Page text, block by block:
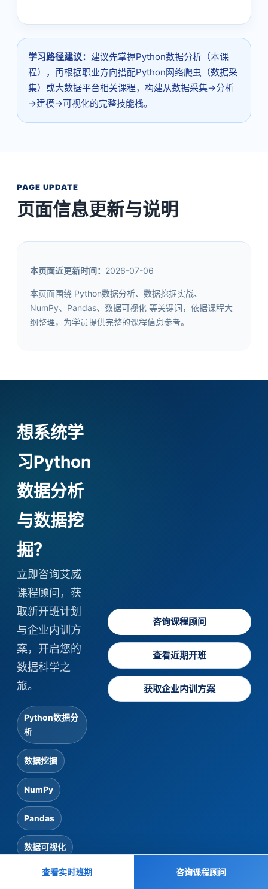
学习路径建议： 建议先掌握Python数据分析（本课
程），再根据职业方向搭配Python网络爬虫（数据采
集）或大数据平台相关课程，构建从数据采集→分析
→建模→可视化的完整技能栈。
PAGE UPDATE
页面信息更新与说明
本页面近更新时间： 2026-07-06
本页面围绕 Python数据分析、数据挖掘实战、
NumPy、Pandas、数据可视化 等关键词，依据课程大
纲整理，为学员提供完整的课程信息参考。
想系统学
习Python
数据分析
与数据挖
掘？
立即咨询艾威
课程顾问，获
取新开班计划
与企业内训方
案，开启您的
数据科学之
旅。
Python数据分
析
数据挖掘
NumPy
Pandas
数据可视化
机器学习
咨询课程顾问
查看近期开班
获取企业内训方案
查看实时班期 咨询课程顾问